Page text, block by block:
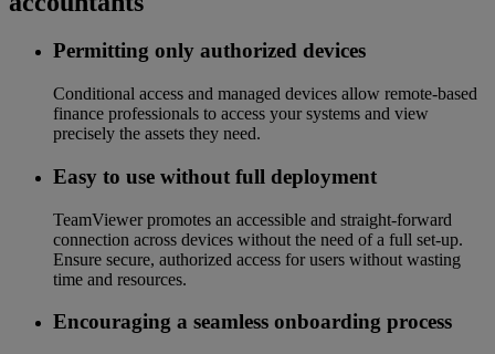
Permitting only authorized devices
Conditional access and managed devices allow remote-based
finance professionals to access your systems and view
precisely the assets they need.
Easy to use without full deployment
TeamViewer promotes an accessible and straight-forward
connection across devices without the need of a full set-up.
Ensure secure, authorized access for users without wasting
time and resources.
Encouraging a seamless onboarding process